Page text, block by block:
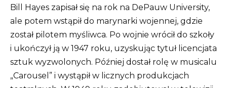
Bill Hayes zapisał się na rok na DePauw University,
ale potem wstąpił do marynarki wojennej, gdzie
został pilotem myśliwca. Po wojnie wrócił do szkoły
i ukończył ją w 1947 roku, uzyskując tytuł licencjata
sztuk wyzwolonych. Później dostał rolę w musicalu
„Carousel” i wystąpił w licznych produkcjach